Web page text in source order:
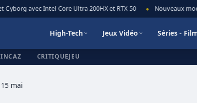
avec Intel Core Ultra 200HX et RTX 50 Nouveaux
High-Tech Jeux Vidéo Séries -
CRITIQUEJEU
mai